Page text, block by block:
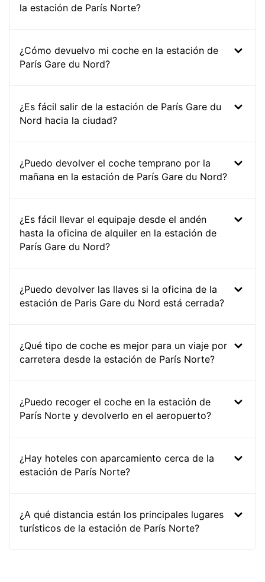
la estación de París Norte?
¿Cómo devuelvo mi coche en la estación de
París Gare du Nord?
¿Es fácil salir de la estación de París Gare du
Nord hacia la ciudad?
¿Puedo devolver el coche temprano por la
mañana en la estación de París Gare du Nord?
¿Es fácil llevar el equipaje desde el andén
hasta la oficina de alquiler en la estación de
París Gare du Nord?
¿Puedo devolver las llaves si la oficina de la
estación de Paris Gare du Nord está cerrada?
¿Qué tipo de coche es mejor para un viaje por
carretera desde la estación de París Norte?
¿Puedo recoger el coche en la estación de
París Norte y devolverlo en el aeropuerto?
¿Hay hoteles con aparcamiento cerca de la
estación de París Norte?
¿A qué distancia están los principales lugares
turísticos de la estación de París Norte?